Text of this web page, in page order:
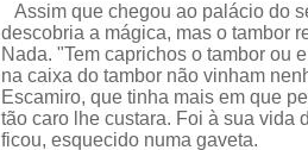
Assim que chegou ao palácio do
descobria a mágica, mas o tambor
Nada. "Tem caprichos o tambor ou
na caixa do tambor não vinham
Escamiro, que tinha mais em que
tão caro lhe custara. Foi à sua vida
ficou, esquecido numa gaveta.